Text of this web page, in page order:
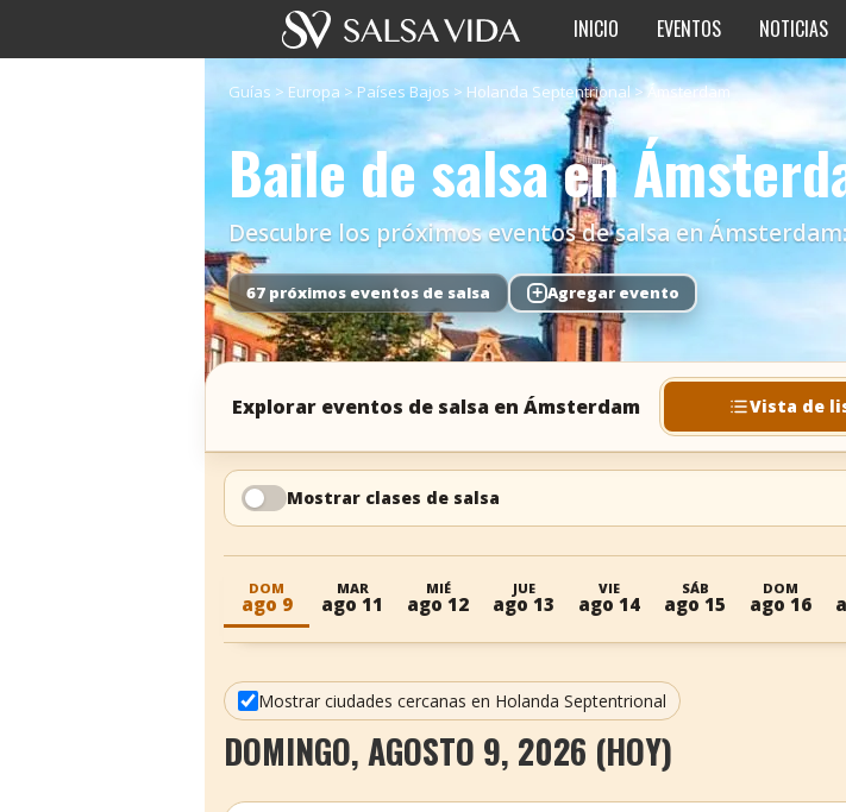
INICIO EVENTOS NOTICIAS
Guías > Europa > Países Bajos > Holanda Septentrional> Ámsterdam
Baile de salsa en
Descubre los próximos eventos de salsa en
67 próximos eventos de salsa + Agregar evento
Explorar eventos de salsa en Ámsterdam Vista de
Mostrar clases de salsa
DOM
ago 9
MAR
ago 11
MIÉ
ago 12
JUE
ago 13
VIE
ago 14
SÁB
ago 15
DOM
ago 16
Mostrar ciudades cercanas en Holanda Septentrional
DOMINGO, AGOSTO 9, 2026 (HOY)